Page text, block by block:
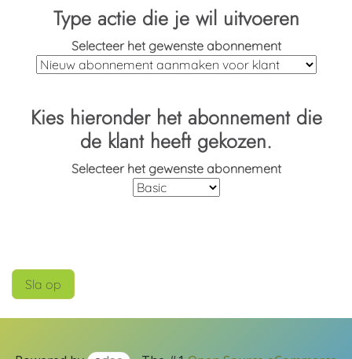
Type actie die je wil uitvoeren
Selecteer het gewenste abonnement
Kies hieronder het abonnement die
de klant heeft gekozen.
Selecteer het gewenste abonnement
Sla op